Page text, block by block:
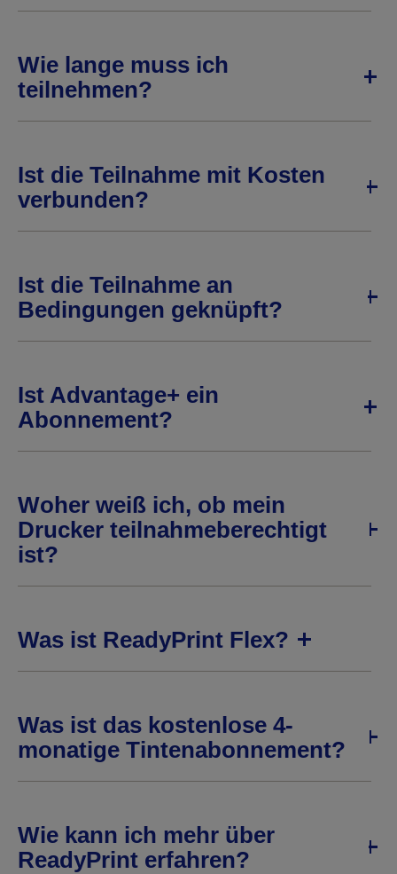
Wie lange muss ich
teilnehmen?
Ist die Teilnahme mit Kosten
verbunden?
Ist die Teilnahme an
Bedingungen geknüpft?
Ist Advantage+ ein
Abonnement?
Woher weiß ich, ob mein
Drucker teilnahmeberechtigt
ist?
Was ist ReadyPrint Flex?
Was ist das kostenlose 4-
monatige Tintenabonnement?
Wie kann ich mehr über
ReadyPrint erfahren?